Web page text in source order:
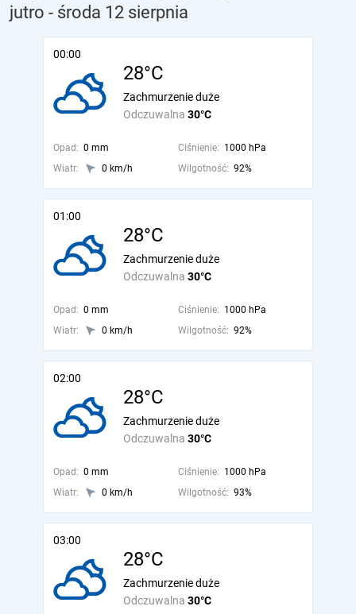
jutro - środa 12 sierpnia
00:00
28°C
Odczuwalna 30°C
Zachmurzenie duże
Opad: 0 mm Ciśnienie: 1000 hPa
Wiatr:
0 km/h Wilgotność: 92%
01:00
28°C
Odczuwalna 30°C
Zachmurzenie duże
Opad: 0 mm Ciśnienie: 1000 hPa
Wiatr:
0 km/h Wilgotność: 92%
02:00
28°C
Odczuwalna 30°C
Zachmurzenie duże
Opad: 0 mm Ciśnienie: 1000 hPa
Wiatr:
0 km/h Wilgotność: 93%
03:00
28°C
Odczuwalna 30°C
Zachmurzenie duże